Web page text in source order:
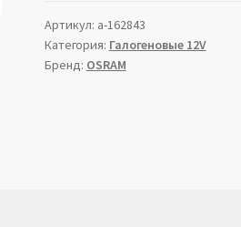
Артикул: a-162843
Категория: Галогеновые 12V
Бренд: OSRAM